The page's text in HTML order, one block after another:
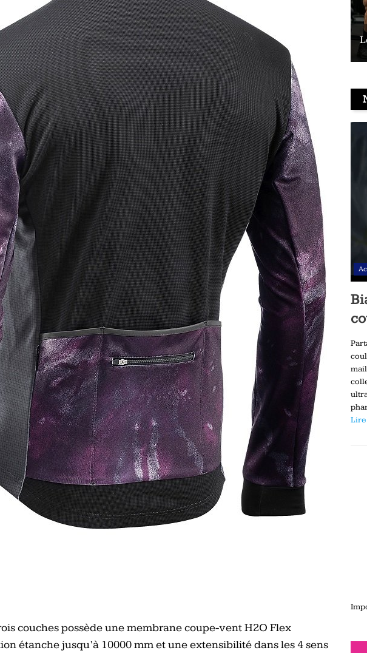
couches possède une membrane coupe-vent H2O Flex
étanche jusqu’à 10000 mm et une extensibilité dans les 4 sens
Le vélo peut-il remplacer les squats ?